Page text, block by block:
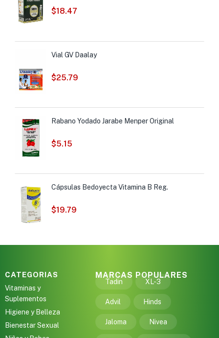
$18.47
Vial GV Daalay
$25.79
Rabano Yodado Jarabe Menper Original
$5.15
Cápsulas Bedoyecta Vitamina B Reg.
$19.79
CATEGORIAS
Vitaminas y
Suplementos
Higiene y Belleza
Bienestar Sexual
MARCAS POPULARES
Tadin XL-3
Advil Hinds
Jaloma Nivea